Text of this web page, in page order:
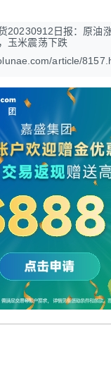
20230912日报：原油涨
玉米震荡下跌
article/